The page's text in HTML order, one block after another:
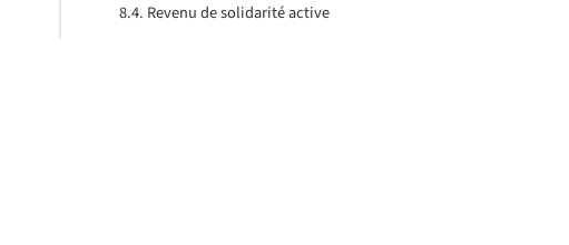
Revenu de solidarité active